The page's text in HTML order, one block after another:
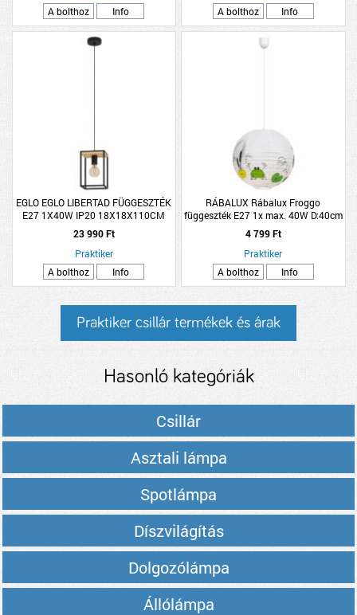
A bolthoz
Info
A bolthoz
Info
EGLO EGLO LIBERTAD FÜGGESZTÉK
E27 1X40W IP20 18X18X110CM
FA/FEKETE
23 990 Ft
Praktiker
A bolthoz
Info
RÁBALUX Rábalux Froggo
függeszték E27 1x max. 40W D:40cm
béka minta
4 799 Ft
Praktiker
A bolthoz
Info
Praktiker csillár termékek és árak
Hasonló kategóriák
Csillár
Asztali lámpa
Spotlámpa
Díszvilágítás
Dolgozólámpa
Állólámpa